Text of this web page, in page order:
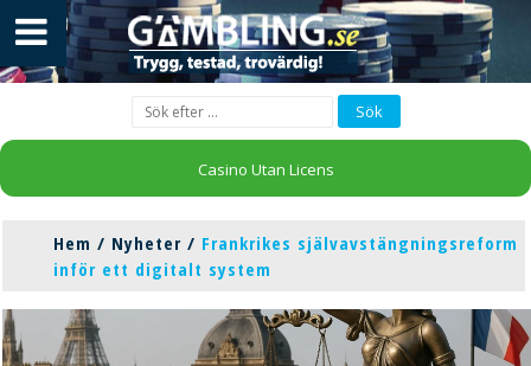
Casino Utan Licens
Hem / Nyheter / Frankrikes självavstängningsreform
inför ett digitalt system